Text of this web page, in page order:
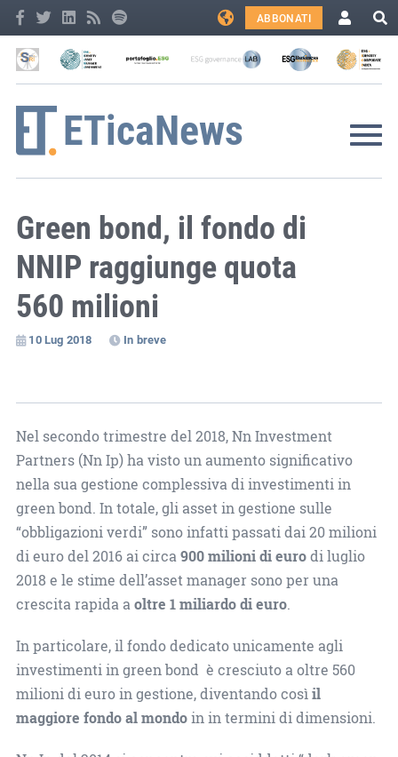
ABBONATI
Green bond, il fondo di
NNIP raggiunge quota
560 milioni
10 Lug 2018 In breve
Nel secondo trimestre del 2018, Nn Investment
Partners (Nn Ip) ha visto un aumento significativo
nella sua gestione complessiva di investimenti in
green bond. In totale, gli asset in gestione sulle
“obbligazioni verdi” sono infatti passati dai 20 milioni
di euro del 2016 ai circa900 milioni di eurodi luglio
2018 e le stime dell’asset manager sono per una
crescita rapida aoltre 1 miliardo di euro.
In particolare, il fondo dedicato unicamente agli
investimenti in green bond è cresciuto a oltre 560
milioni di euro in gestione, diventando cosìil
maggiore fondo al mondoin in termini di dimensioni.